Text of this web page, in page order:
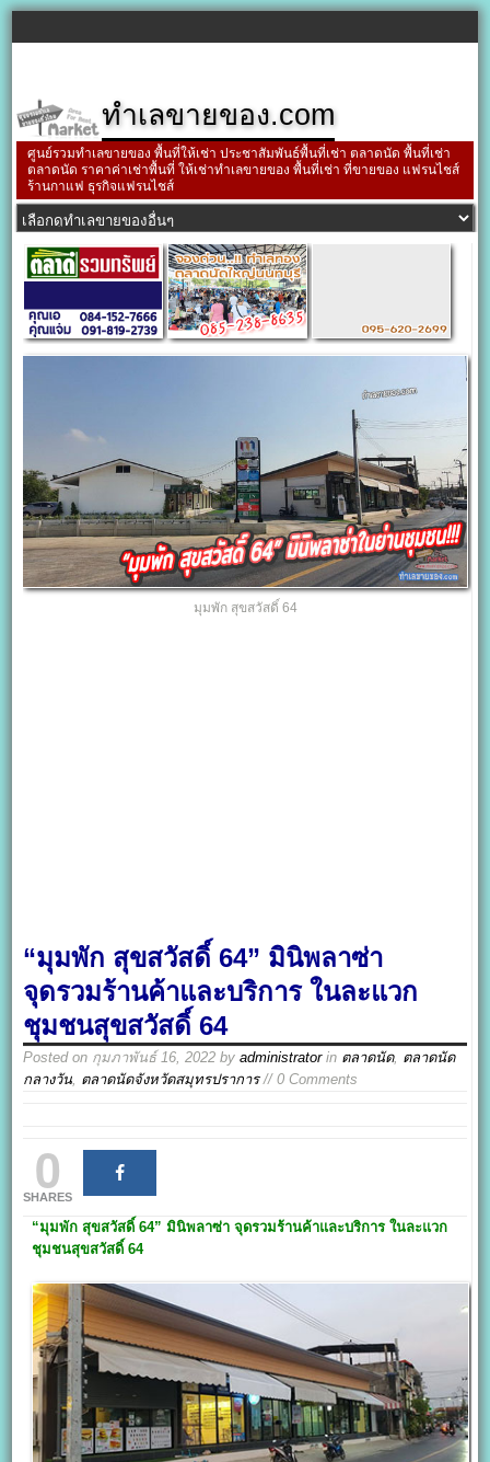
ทำเลขายของ.com
ศูนย์รวมทำเลขายของ พื้นที่ให้เช่า ประชาสัมพันธ์พื้นที่เช่า ตลาดนัด พื้นที่เช่า
ตลาดนัด ราคาค่าเช่าพื้นที่ ให้เช่าทำเลขายของ พื้นที่เช่า ที่ขายของ แฟรนไชส์
ร้านกาแฟ ธุรกิจแฟรนไชส์
มุมพัก สุขสวัสดิ์ 64
“มุมพัก สุขสวัสดิ์ 64” มินิพลาซ่า
จุดรวมร้านค้าและบริการ ในละแวก
ชุมชนสุขสวัสดิ์ 64
Posted on กุมภาพันธ์ 16, 2022 byadministratorin ตลาดนัด, ตลาดนัด
กลางวัน, ตลาดนัดจังหวัดสมุทรปราการ// 0 Comments
0
SHARES
“มุมพัก สุขสวัสดิ์ 64” มินิพลาซ่า จุดรวมร้านค้าและบริการ ในละแวก
ชุมชนสุขสวัสดิ์ 64